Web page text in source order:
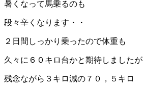
暑くなって馬乗るのも
段々辛くなります・・
２日間しっかり乗ったので体重も
久々に６０キロ台かと期待しましたが
残念ながら３キロ減の７０，５キロ